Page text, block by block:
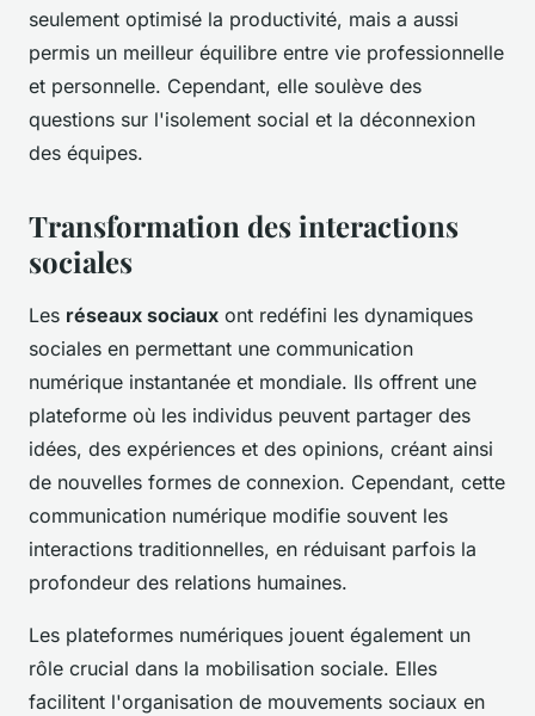
seulement optimisé la productivité, mais a aussi
permis un meilleur équilibre entre vie professionnelle
et personnelle. Cependant, elle soulève des
questions sur l'isolement social et la déconnexion
des équipes.
Transformation des interactions
sociales
Les réseaux sociaux ont redéfini les dynamiques
sociales en permettant une communication
numérique instantanée et mondiale. Ils offrent une
plateforme où les individus peuvent partager des
idées, des expériences et des opinions, créant ainsi
de nouvelles formes de connexion. Cependant, cette
communication numérique modifie souvent les
interactions traditionnelles, en réduisant parfois la
profondeur des relations humaines.
Les plateformes numériques jouent également un
rôle crucial dans la mobilisation sociale. Elles
facilitent l'organisation de mouvements sociaux en